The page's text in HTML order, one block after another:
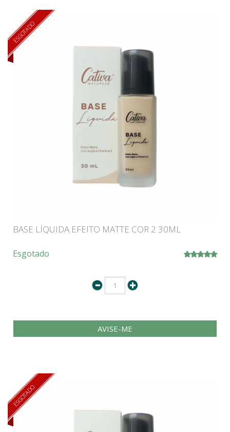
ESGOTADO
BASE LÍQUIDA EFEITO MATTE COR 2 30ML
Esgotado
AVISE-ME
ESGOTADO